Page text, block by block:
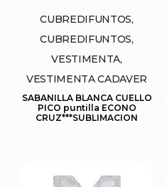
CUBREDIFUNTOS,
CUBREDIFUNTOS,
VESTIMENTA,
VESTIMENTA CADAVER
SABANILLA BLANCA CUELLO
PICO puntilla ECONO
CRUZ***SUBLIMACION